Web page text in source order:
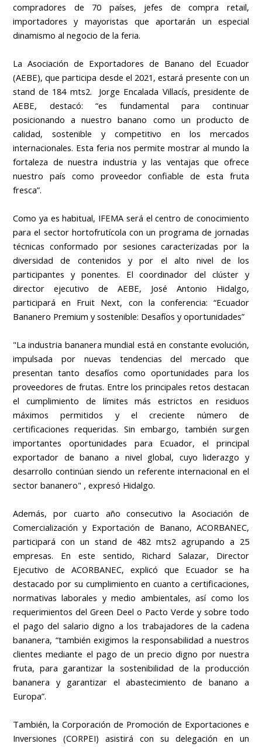
compradores de 70 países, jefes de compra retail,
importadores y mayoristas que aportarán un especial
dinamismo al negocio de la feria.
La Asociación de Exportadores de Banano del Ecuador
(AEBE), que participa desde el 2021, estará presente con un
stand de 184 mts2. Jorge Encalada Villacís, presidente de
AEBE, destacó: “es fundamental para continuar
posicionando a nuestro banano como un producto de
calidad, sostenible y competitivo en los mercados
internacionales. Esta feria nos permite mostrar al mundo la
fortaleza de nuestra industria y las ventajas que ofrece
nuestro país como proveedor confiable de esta fruta
fresca”.
Como ya es habitual, IFEMA será el centro de conocimiento
para el sector hortofrutícola con un programa de jornadas
técnicas conformado por sesiones caracterizadas por la
diversidad de contenidos y por el alto nivel de los
participantes y ponentes. El coordinador del clúster y
director ejecutivo de AEBE, José Antonio Hidalgo,
participará en Fruit Next, con la conferencia: “Ecuador
Bananero Premium y sostenible: Desafíos y oportunidades”
"La industria bananera mundial está en constante evolución,
impulsada por nuevas tendencias del mercado que
presentan tanto desafíos como oportunidades para los
proveedores de frutas. Entre los principales retos destacan
el cumplimiento de límites más estrictos en residuos
máximos permitidos y el creciente número de
certificaciones requeridas. Sin embargo, también surgen
importantes oportunidades para Ecuador, el principal
exportador de banano a nivel global, cuyo liderazgo y
desarrollo continúan siendo un referente internacional en el
sector bananero" , expresó Hidalgo.
Además, por cuarto año consecutivo la Asociación de
Comercialización y Exportación de Banano, ACORBANEC,
participará con un stand de 482 mts2 agrupando a 25
empresas. En este sentido, Richard Salazar, Director
Ejecutivo de ACORBANEC, explicó que Ecuador se ha
destacado por su cumplimiento en cuanto a certificaciones,
normativas laborales y medio ambientales, así como los
requerimientos del Green Deel o Pacto Verde y sobre todo
el pago del salario digno a los trabajadores de la cadena
bananera, “también exigimos la responsabilidad a nuestros
clientes mediante el pago de un precio digno por nuestra
fruta, para garantizar la sostenibilidad de la producción
bananera y garantizar el abastecimiento de banano a
Europa”.
También, la Corporación de Promoción de Exportaciones e
Inversiones (CORPEI) asistirá con su delegación en un